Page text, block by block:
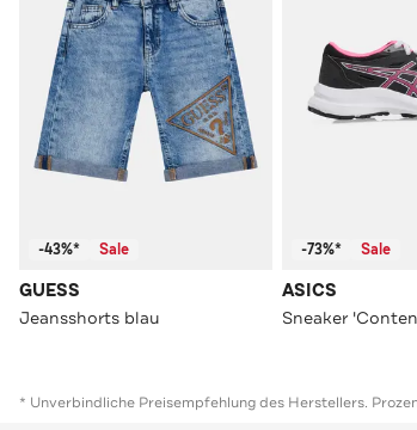
-43%* Sale
GUESS
Jeansshorts blau
-73%* Sale
ASICS
* Unverbindliche Preisempfehlung des Herstellers.